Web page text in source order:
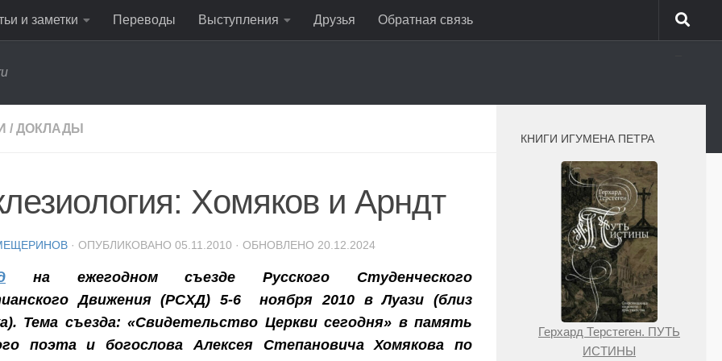
и заметки Переводы Выступления Друзья Обратная связь
/ ДОКЛАДЫ
Хомяков и Арндт
· ОПУБЛИКОВАНО 05.11.2010 · ОБНОВЛЕНО 20.12.2024
на ежегодном съезде Русского Студенческого
Движения (РСХД) 5-6 ноября 2010 в Луази (близ
Тема съезда: «Свидетельство Церкви сегодня» в память
поэта и богослова Алексея Степановича Хомякова по
КНИГИ ИГУМЕНА ПЕТРА
Герхард Терстеген. ПУТЬ
ИСТИНЫ